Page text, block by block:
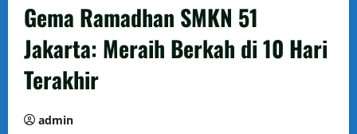
Gema Ramadhan SMKN 51
Jakarta: Meraih Berkah di 10 Hari
Terakhir
admin